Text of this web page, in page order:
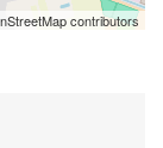
contributors